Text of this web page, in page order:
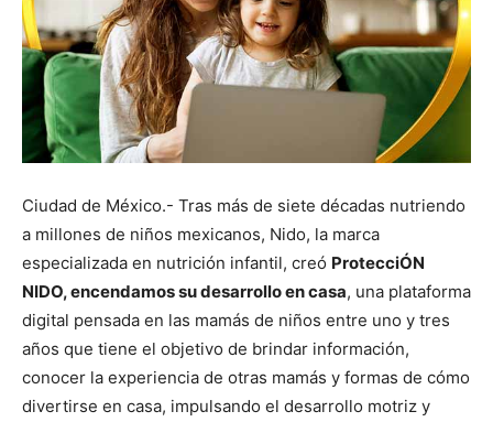
Ciudad de México.- Tras más de siete décadas nutriendo
a millones de niños mexicanos, Nido, la marca
especializada en nutrición infantil, creó ProtecciÓN
NIDO, encendamos su desarrollo en casa, una plataforma
digital pensada en las mamás de niños entre uno y tres
años que tiene el objetivo de brindar información,
conocer la experiencia de otras mamás y formas de cómo
divertirse en casa, impulsando el desarrollo motriz y